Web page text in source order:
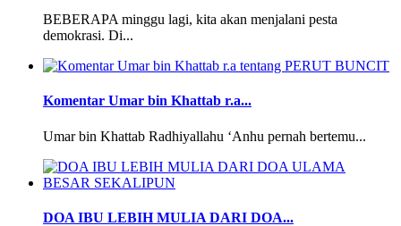
BEBERAPA minggu lagi, kita akan menjalani pesta
demokrasi. Di...
Komentar Umar bin Khattab r.a...
Umar bin Khattab Radhiyallahu ‘Anhu pernah bertemu...
DOA IBU LEBIH MULIA DARI DOA...